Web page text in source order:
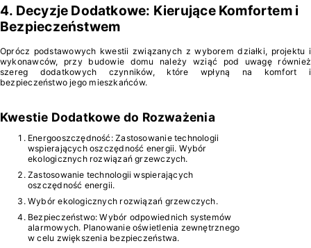
4. Decyzje Dodatkowe: Kierujące Komfortem i
Bezpieczeństwem
Oprócz podstawowych kwestii związanych z wyborem działki, projektu i
wykonawców, przy budowie domu należy wziąć pod uwagę również
szereg dodatkowych czynników, które wpłyną na komfort i
bezpieczeństwo jego mieszkańców.
Kwestie Dodatkowe do Rozważenia
Energooszczędność: Zastosowanie technologii
wspierających oszczędność energii. Wybór
ekologicznych rozwiązań grzewczych.
Zastosowanie technologii wspierających
oszczędność energii.
Wybór ekologicznych rozwiązań grzewczych.
Bezpieczeństwo: Wybór odpowiednich systemów
alarmowych. Planowanie oświetlenia zewnętrznego
w celu zwiększenia bezpieczeństwa.